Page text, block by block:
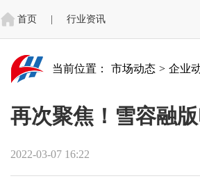
首页 行业资讯
当前位置： 市场动态 > 企业
再次聚焦！雪容融
2022-03-07 16:22